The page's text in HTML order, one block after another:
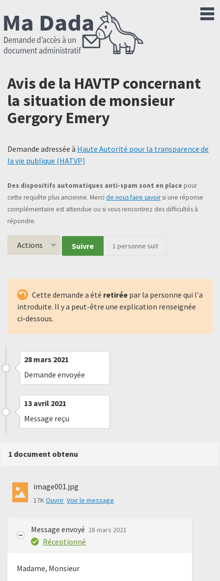
Avis de la HAVTP concernant
la situation de monsieur
Gergory Emery
Demande adressée à Haute Autorité pour la transparence de
la vie publique (HATVP)
Des dispositifs automatiques anti-spam sont en place pour
cette requête plus ancienne. Merci de nous faire savoirsi une réponse
complémentaire est attendue ou si vous rencontrez des difficultés à
répondre.
Actions Suivre 1 personne suit
Cette demande a été retirée par la personne qui l'a
introduite. Il y a peut-être une explication renseignée
ci-dessous.
28 mars 2021
Demande envoyée
13 avril 2021
Message reçu
1 document obtenu
image001.jpg
17KOuvrir Voir le message
Message envoyé 28 mars 2021
Réceptionné
Madame, Monsieur